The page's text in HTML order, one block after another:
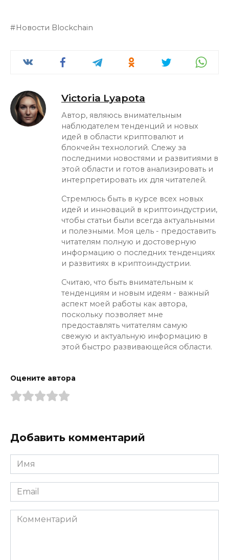
Новости Blockchain
Victoria Lyapota
Автор, являюсь внимательным
наблюдателем тенденций и новых
идей в области криптовалют и
блокчейн технологий. Слежу за
последними новостями и развитиями в
этой области и готов анализировать и
интерпретировать их для читателей.
Стремлюсь быть в курсе всех новых
идей и инноваций в криптоиндустрии,
чтобы статьи были всегда актуальными
и полезными. Моя цель - предоставить
читателям полную и достоверную
информацию о последних тенденциях
и развитиях в криптоиндустрии.
Считаю, что быть внимательным к
тенденциям и новым идеям - важный
аспект моей работы как автора,
поскольку позволяет мне
предоставлять читателям самую
свежую и актуальную информацию в
этой быстро развивающейся области.
Оцените автора
Добавить комментарий
Имя
*
Email
*
Комментарий